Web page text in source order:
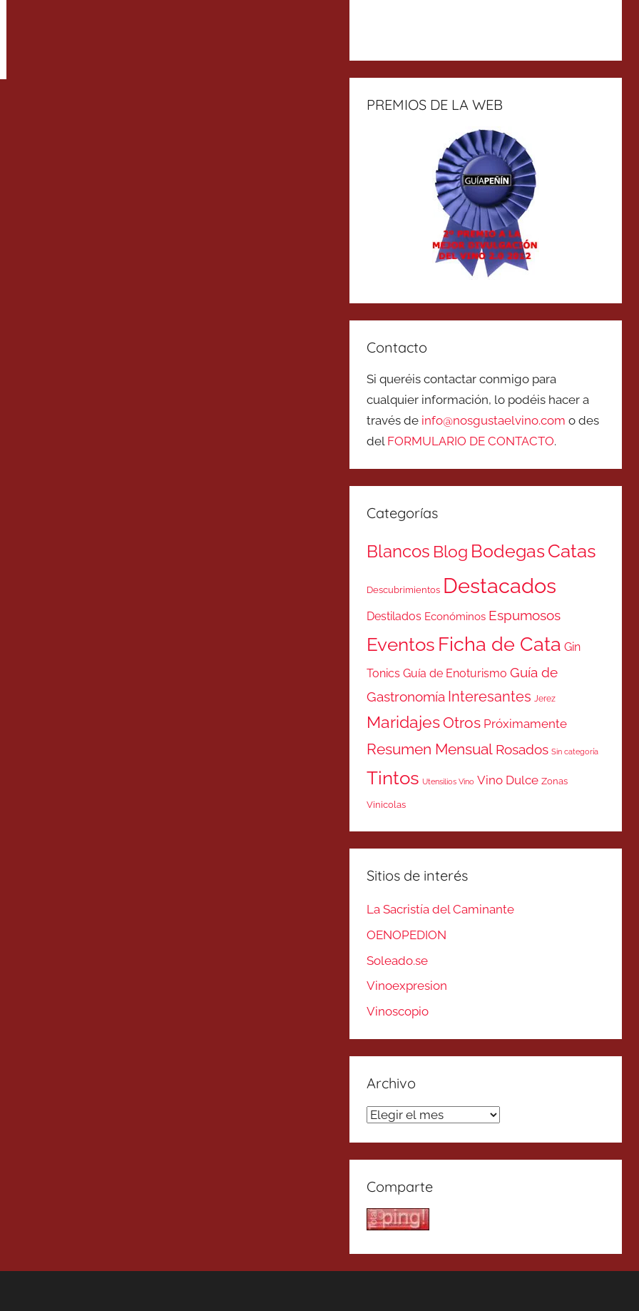
PREMIOS DE LA WEB
Contacto
Si queréis contactar conmigo para
cualquier información, lo podéis hacer a
través de info@nosgustaelvino.com o des
del FORMULARIO DE CONTACTO.
Categorías
Blancos Blog BodegasCatas
Descubrimientos Destacados
Destilados Económinos Espumosos
Eventos Ficha de Cata Gin
Tonics Guía de Enoturismo Guía de
Gastronomía Interesantes Jerez
MaridajesOtros Próximamente
Resumen Mensual Rosados Sin categoría
Tintos Utensilios Vino Vino Dulce Zonas
Vinicolas
Sitios de interés
La Sacristía del Caminante
OENOPEDION
Soleado.se
Vinoexpresion
Vinoscopio
Archivo
Archivo
Comparte